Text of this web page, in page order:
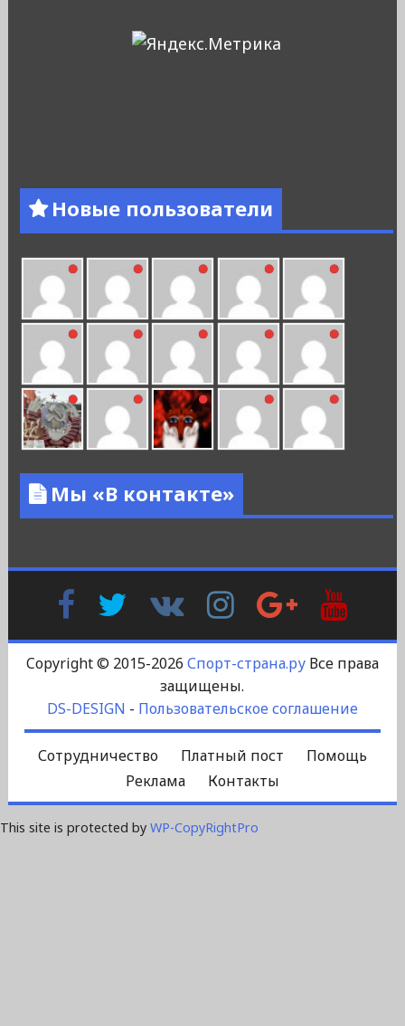
Новые пользователи
Мы «В контакте»
FacebookTwitter
Контакте
InstagramGoogle
Plus
Copyright © 2015-2026 Спорт-страна.руВсе права
защищены.
DS-DESIGN - Пользовательское соглашение
Сотрудничество Платный пост
Помощь
Реклама
Контакты
This site is protected by WP-CopyRightPro